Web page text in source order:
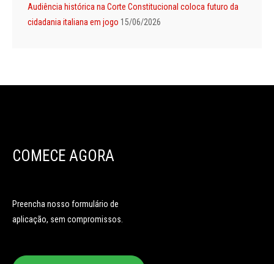
Audiência histórica na Corte Constitucional coloca futuro da
cidadania italiana em jogo 15/06/2026
COMECE AGORA
Preencha nosso formulário de
aplicação, sem compromissos.